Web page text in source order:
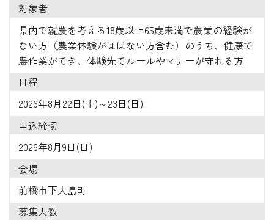
対象者
県内で就農を考える18歳以上65歳未満で農業の経験が
ない方（農業体験がほぼない方含む）のうち、健康で
農作業ができ、体験先でルールやマナーが守れる方
日程
2026年8月22日(土)～23日(日)
申込締切
2026年8月9日(日)
会場
前橋市下大島町
募集人数